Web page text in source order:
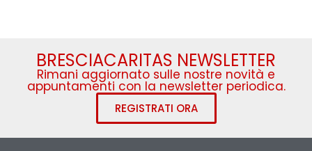
BRESCIACARITAS NEWSLETTER
Rimani aggiornato sulle nostre novità e
appuntamenti con la newsletter periodica.
REGISTRATI ORA